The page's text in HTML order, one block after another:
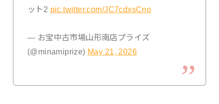
ット2 pic.twitter.com/JC7cdxsCno
— お宝中古市場山形南店プライズ
(@minamiprize) May 21, 2026